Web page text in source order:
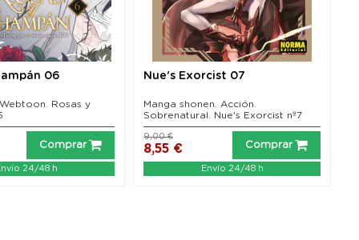
06
Rosas y
Comprar
24/48 h
Nue's Exorcist 07
Manga shonen. Acción.
Sobrenatural. Nue's Exorcist nº7
8,55 €
9,00 €
Comprar
Envío 24/48 h